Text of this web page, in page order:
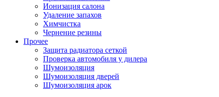
Ионизация салона
Удаление запахов
Химчистка
Чернение резины
Прочее
Защита радиатора сеткой
Проверка автомобиля у дилера
Шумоизоляция
Шумоизоляция дверей
Шумоизоляция арок